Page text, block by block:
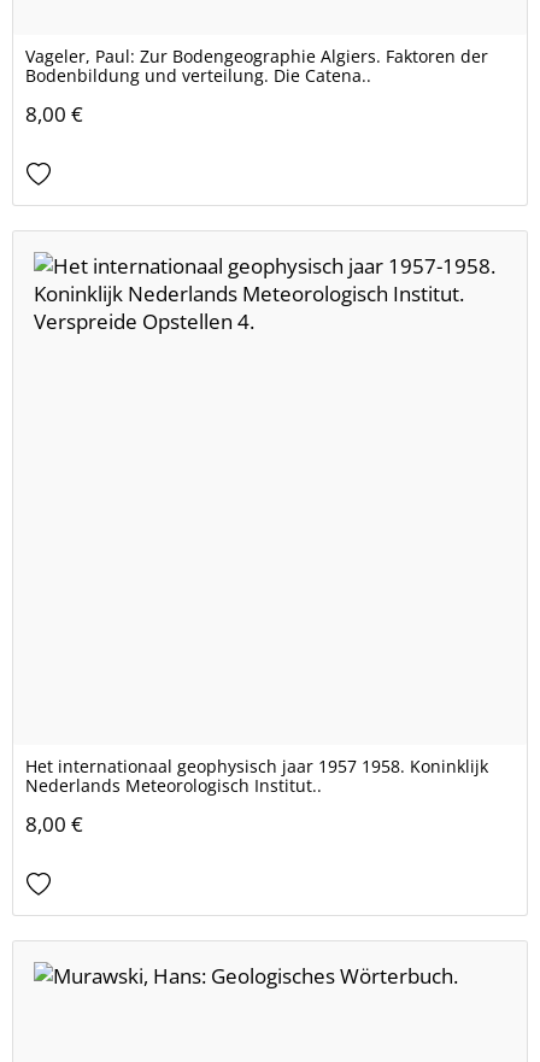
Vageler, Paul: Zur Bodengeographie Algiers. Faktoren der
Bodenbildung und verteilung. Die Catena..
8,00 €
Het internationaal geophysisch jaar 1957 1958. Koninklijk
Nederlands Meteorologisch Institut..
8,00 €